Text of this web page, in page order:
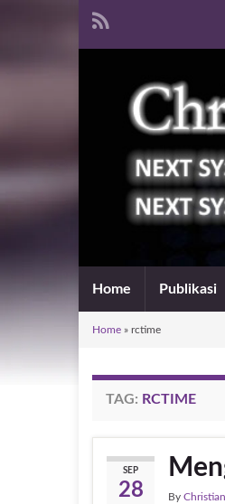
Home Publikasi
Home » rctime
TAG: RCTIME
SEP
28 By